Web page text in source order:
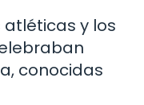
y los
conocidas